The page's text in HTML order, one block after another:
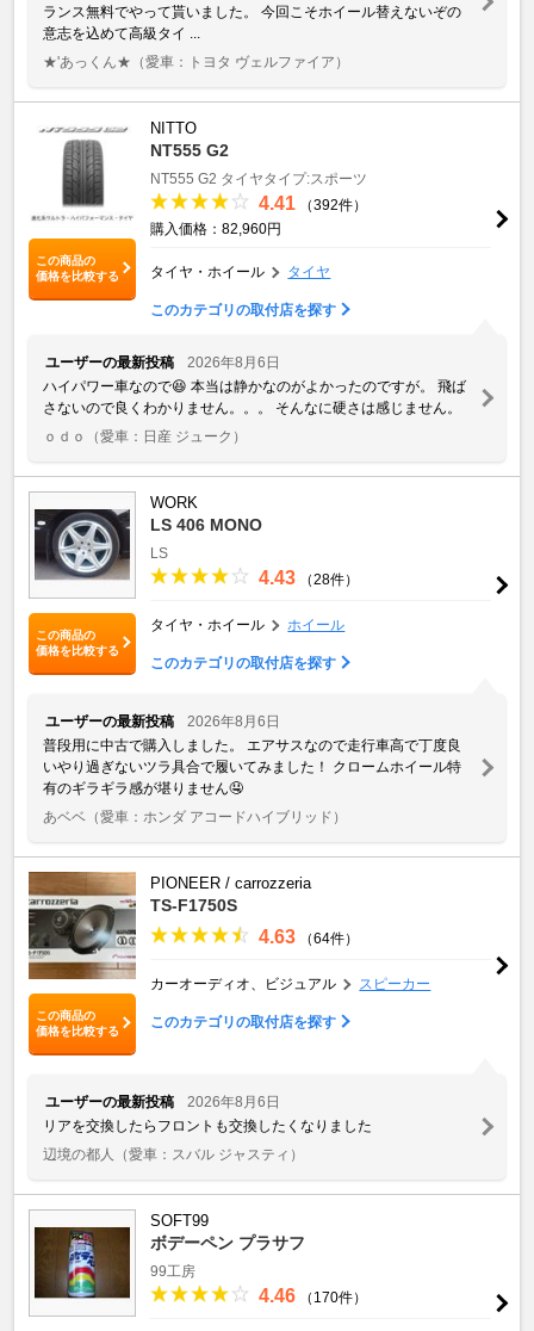
ランス無料でやって貰いました。 今回こそホイール替えないぞの
意志を込めて高級タイ ...
★'あっくん★ （愛車：トヨタ ヴェルファイア）
この商品の
価格を比較する
NITTO
NT555 G2
NT555 G2 タイヤタイプ:スポーツ
4.41
（392件）
購入価格：82,960円
タイヤ・ホイール タイヤ
このカテゴリの取付店を探す
ユーザーの最新投稿
2026年8月6日
ハイパワー車なので😆 本当は静かなのがよかったのですが。 飛ば
さないので良くわかりません。。。 そんなに硬さは感じません。
ｏｄｏ
（愛車：日産 ジューク）
この商品の
価格を比較する
WORK
LS 406 MONO
LS
4.43 （28件）
タイヤ・ホイール ホイール
このカテゴリの取付店を探す
ユーザーの最新投稿
2026年8月6日
普段用に中古で購入しました。 エアサスなので走行車高で丁度良
いやり過ぎないツラ具合で履いてみました！ クロームホイール特
有のギラギラ感が堪りません🤤
あベベ （愛車：ホンダ アコードハイブリッド）
この商品の
価格を比較する
PIONEER / carrozzeria
TS-F1750S
4.63 （64件）
カーオーディオ、ビジュアル スピーカー
このカテゴリの取付店を探す
ユーザーの最新投稿
2026年8月6日
リアを交換したらフロントも交換したくなりました
辺境の都人
（愛車：スバル ジャスティ）
SOFT99
ボデーペン プラサフ
99工房
4.46 （170件）